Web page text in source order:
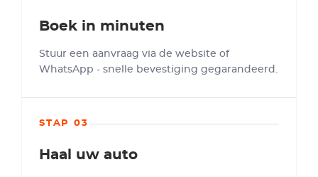
Boek in minuten
Stuur een aanvraag via de website of
WhatsApp - snelle bevestiging gegarandeerd.
STAP 03
Haal uw auto